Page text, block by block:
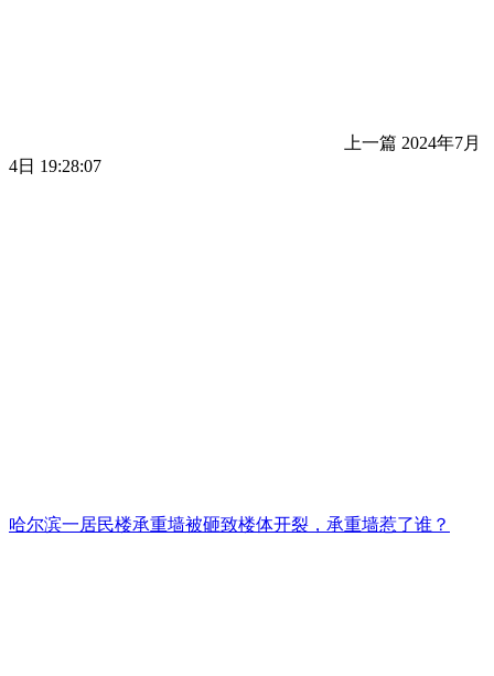
上一篇 2024年7月
4日 19:28:07
哈尔滨一居民楼承重墙被砸致楼体开裂，承重墙惹了谁？